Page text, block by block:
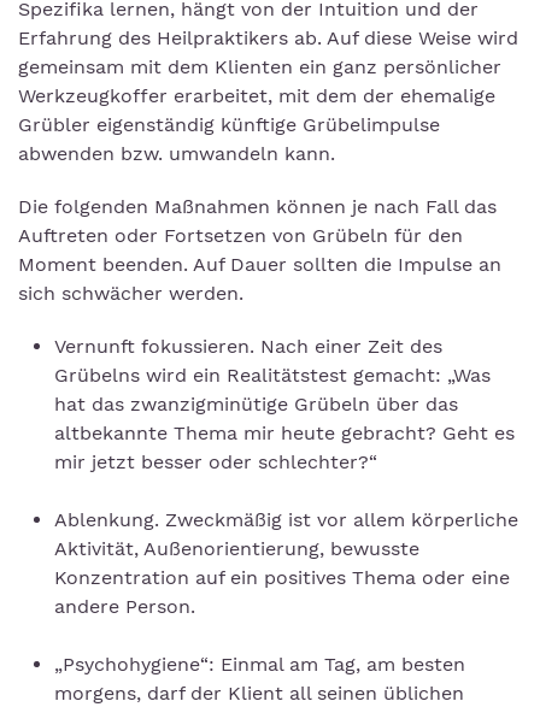
Spezifika lernen, hängt von der Intuition und der
Erfahrung des Heilpraktikers ab. Auf diese Weise wird
gemeinsam mit dem Klienten ein ganz persönlicher
Werkzeugkoffer erarbeitet, mit dem der ehemalige
Grübler eigenständig künftige Grübelimpulse
abwenden bzw. umwandeln kann.
Die folgenden Maßnahmen können je nach Fall das
Auftreten oder Fortsetzen von Grübeln für den
Moment beenden. Auf Dauer sollten die Impulse an
sich schwächer werden.
Vernunft fokussieren. Nach einer Zeit des
Grübelns wird ein Realitätstest gemacht: „Was
hat das zwanzigminütige Grübeln über das
altbekannte Thema mir heute gebracht? Geht es
mir jetzt besser oder schlechter?“
Ablenkung. Zweckmäßig ist vor allem körperliche
Aktivität, Außenorientierung, bewusste
Konzentration auf ein positives Thema oder eine
andere Person.
„Psychohygiene“: Einmal am Tag, am besten
morgens, darf der Klient all seinen üblichen